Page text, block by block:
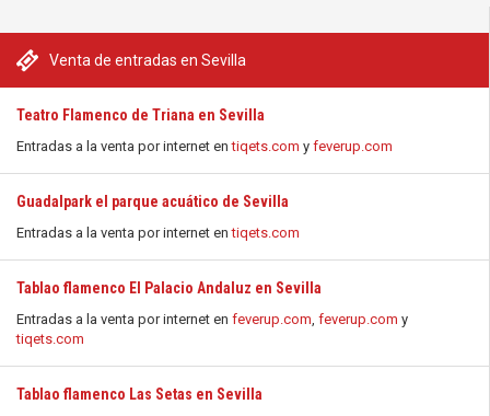
Venta de entradas en Sevilla
Teatro Flamenco de Triana en Sevilla
Entradas a la venta por internet entiqets.com y feverup.com
Guadalpark el parque acuático de Sevilla
Entradas a la venta por internet entiqets.com
Tablao flamenco El Palacio Andaluz en Sevilla
Entradas a la venta por internet en feverup.com, feverup.com y
tiqets.com
Tablao flamenco Las Setas en Sevilla